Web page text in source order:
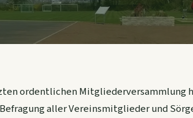
ordentlichen Mitgliederversammlung
aller Vereinsmitglieder und